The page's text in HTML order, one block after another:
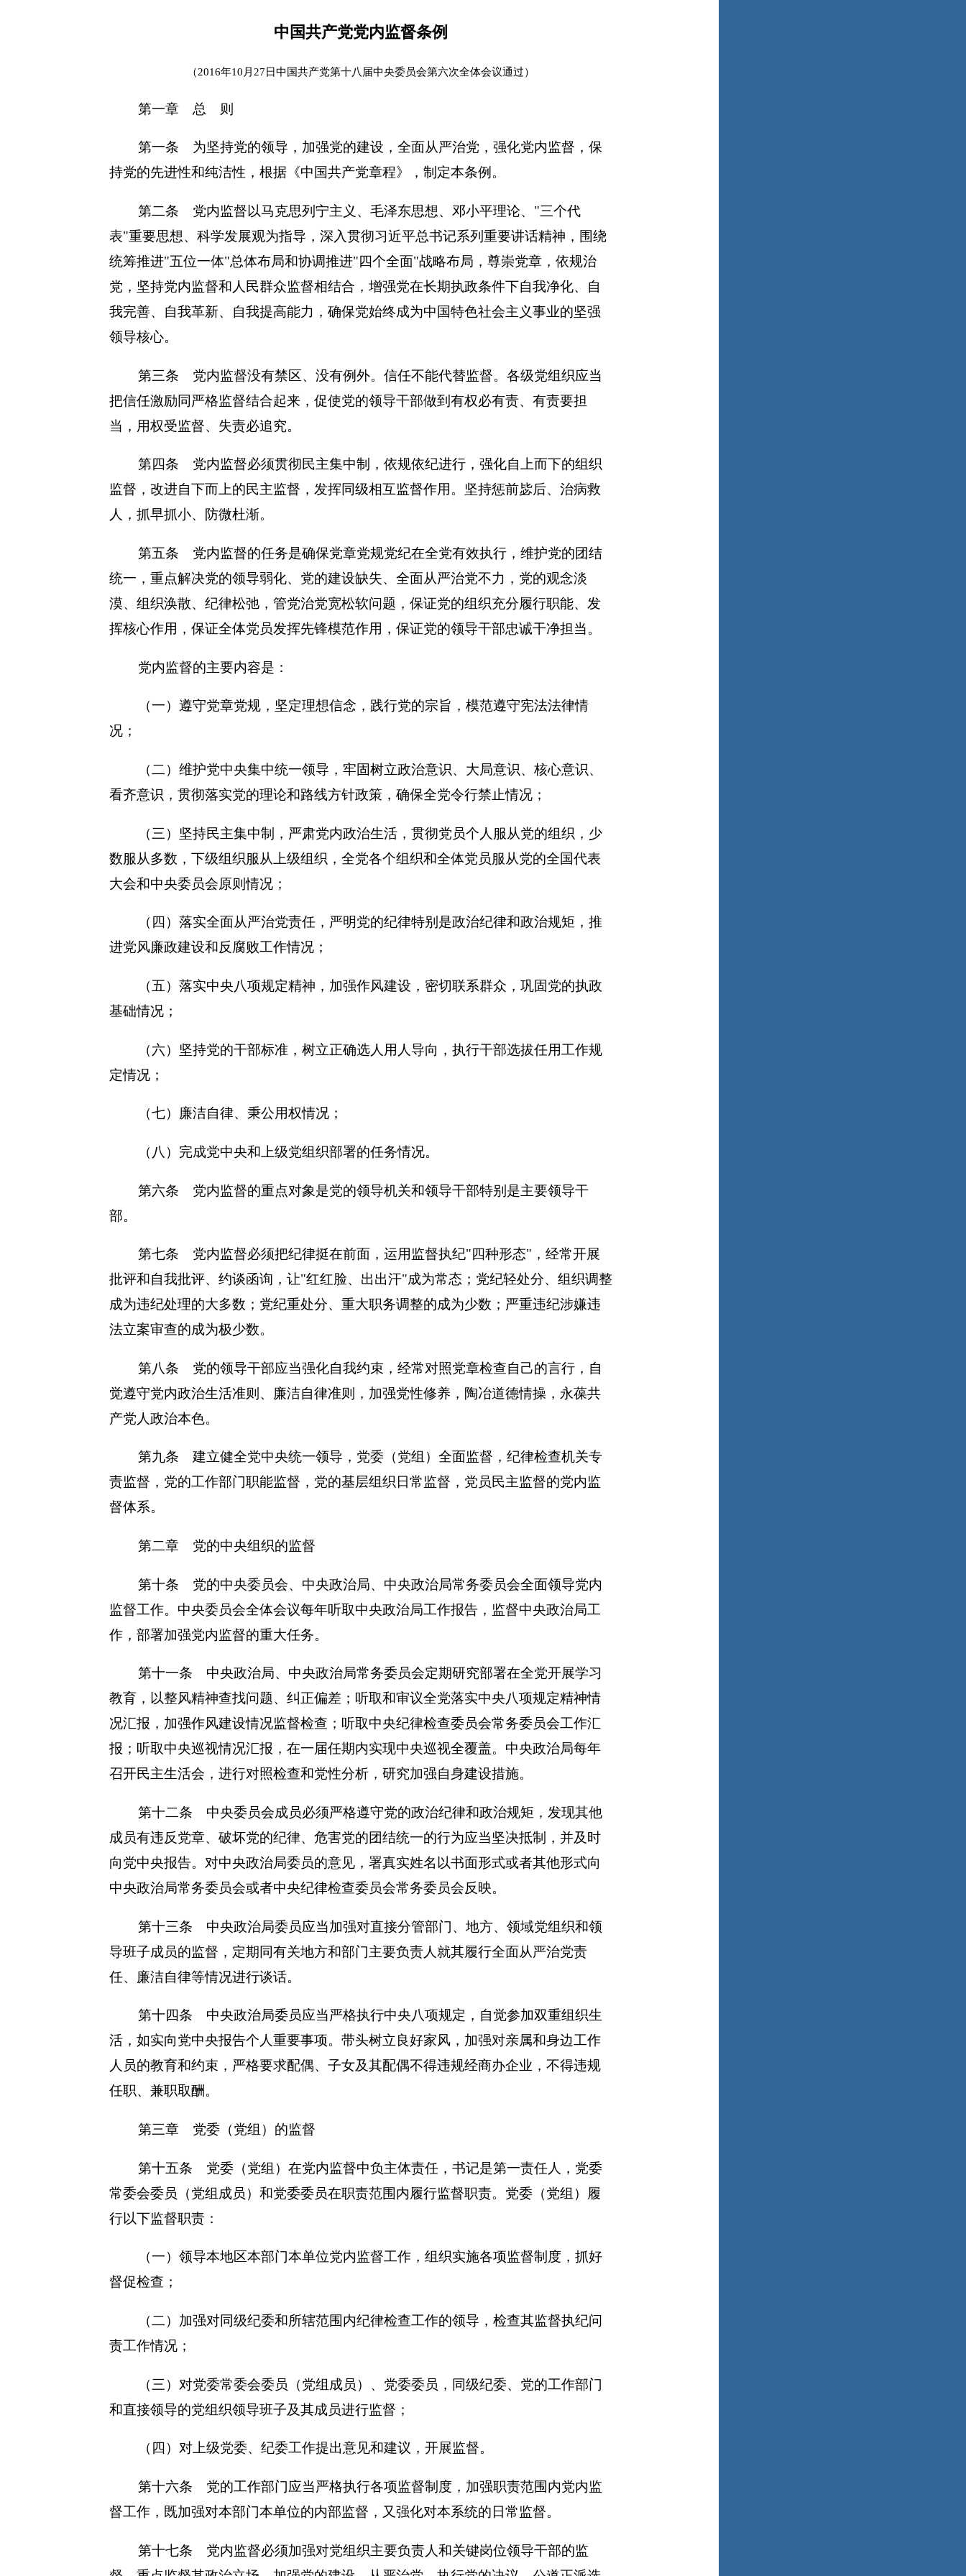
中国共产党党内监督条例
（2016年10月27日中国共产党第十八届中央委员会第六次全体会议通过）
第一章 总 则
第一条 为坚持党的领导，加强党的建设，全面从严治党，强化党内监督，保
持党的先进性和纯洁性，根据《中国共产党章程》，制定本条例。
第二条 党内监督以马克思列宁主义、毛泽东思想、邓小平理论、"三个代
表"重要思想、科学发展观为指导，深入贯彻习近平总书记系列重要讲话精神，围绕
统筹推进"五位一体"总体布局和协调推进"四个全面"战略布局，尊崇党章，依规治
党，坚持党内监督和人民群众监督相结合，增强党在长期执政条件下自我净化、自
我完善、自我革新、自我提高能力，确保党始终成为中国特色社会主义事业的坚强
领导核心。
第三条 党内监督没有禁区、没有例外。信任不能代替监督。各级党组织应当
把信任激励同严格监督结合起来，促使党的领导干部做到有权必有责、有责要担
当，用权受监督、失责必追究。
第四条 党内监督必须贯彻民主集中制，依规依纪进行，强化自上而下的组织
监督，改进自下而上的民主监督，发挥同级相互监督作用。坚持惩前毖后、治病救
人，抓早抓小、防微杜渐。
第五条 党内监督的任务是确保党章党规党纪在全党有效执行，维护党的团结
统一，重点解决党的领导弱化、党的建设缺失、全面从严治党不力，党的观念淡
漠、组织涣散、纪律松弛，管党治党宽松软问题，保证党的组织充分履行职能、发
挥核心作用，保证全体党员发挥先锋模范作用，保证党的领导干部忠诚干净担当。
党内监督的主要内容是：
（一）遵守党章党规，坚定理想信念，践行党的宗旨，模范遵守宪法法律情
况；
（二）维护党中央集中统一领导，牢固树立政治意识、大局意识、核心意识、
看齐意识，贯彻落实党的理论和路线方针政策，确保全党令行禁止情况；
（三）坚持民主集中制，严肃党内政治生活，贯彻党员个人服从党的组织，少
数服从多数，下级组织服从上级组织，全党各个组织和全体党员服从党的全国代表
大会和中央委员会原则情况；
（四）落实全面从严治党责任，严明党的纪律特别是政治纪律和政治规矩，推
进党风廉政建设和反腐败工作情况；
（五）落实中央八项规定精神，加强作风建设，密切联系群众，巩固党的执政
基础情况；
（六）坚持党的干部标准，树立正确选人用人导向，执行干部选拔任用工作规
定情况；
（七）廉洁自律、秉公用权情况；
（八）完成党中央和上级党组织部署的任务情况。
第六条 党内监督的重点对象是党的领导机关和领导干部特别是主要领导干
部。
第七条 党内监督必须把纪律挺在前面，运用监督执纪"四种形态"，经常开展
批评和自我批评、约谈函询，让"红红脸、出出汗"成为常态；党纪轻处分、组织调整
成为违纪处理的大多数；党纪重处分、重大职务调整的成为少数；严重违纪涉嫌违
法立案审查的成为极少数。
第八条 党的领导干部应当强化自我约束，经常对照党章检查自己的言行，自
觉遵守党内政治生活准则、廉洁自律准则，加强党性修养，陶冶道德情操，永葆共
产党人政治本色。
第九条 建立健全党中央统一领导，党委（党组）全面监督，纪律检查机关专
责监督，党的工作部门职能监督，党的基层组织日常监督，党员民主监督的党内监
督体系。
第二章 党的中央组织的监督
第十条 党的中央委员会、中央政治局、中央政治局常务委员会全面领导党内
监督工作。中央委员会全体会议每年听取中央政治局工作报告，监督中央政治局工
作，部署加强党内监督的重大任务。
第十一条 中央政治局、中央政治局常务委员会定期研究部署在全党开展学习
教育，以整风精神查找问题、纠正偏差；听取和审议全党落实中央八项规定精神情
况汇报，加强作风建设情况监督检查；听取中央纪律检查委员会常务委员会工作汇
报；听取中央巡视情况汇报，在一届任期内实现中央巡视全覆盖。中央政治局每年
召开民主生活会，进行对照检查和党性分析，研究加强自身建设措施。
第十二条 中央委员会成员必须严格遵守党的政治纪律和政治规矩，发现其他
成员有违反党章、破坏党的纪律、危害党的团结统一的行为应当坚决抵制，并及时
向党中央报告。对中央政治局委员的意见，署真实姓名以书面形式或者其他形式向
中央政治局常务委员会或者中央纪律检查委员会常务委员会反映。
第十三条 中央政治局委员应当加强对直接分管部门、地方、领域党组织和领
导班子成员的监督，定期同有关地方和部门主要负责人就其履行全面从严治党责
任、廉洁自律等情况进行谈话。
第十四条 中央政治局委员应当严格执行中央八项规定，自觉参加双重组织生
活，如实向党中央报告个人重要事项。带头树立良好家风，加强对亲属和身边工作
人员的教育和约束，严格要求配偶、子女及其配偶不得违规经商办企业，不得违规
任职、兼职取酬。
第三章 党委（党组）的监督
第十五条 党委（党组）在党内监督中负主体责任，书记是第一责任人，党委
常委会委员（党组成员）和党委委员在职责范围内履行监督职责。党委（党组）履
行以下监督职责：
（一）领导本地区本部门本单位党内监督工作，组织实施各项监督制度，抓好
督促检查；
（二）加强对同级纪委和所辖范围内纪律检查工作的领导，检查其监督执纪问
责工作情况；
（三）对党委常委会委员（党组成员）、党委委员，同级纪委、党的工作部门
和直接领导的党组织领导班子及其成员进行监督；
（四）对上级党委、纪委工作提出意见和建议，开展监督。
第十六条 党的工作部门应当严格执行各项监督制度，加强职责范围内党内监
督工作，既加强对本部门本单位的内部监督，又强化对本系统的日常监督。
第十七条 党内监督必须加强对党组织主要负责人和关键岗位领导干部的监